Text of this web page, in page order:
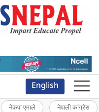
English
नेकपा एमाले नेपाली कांग्रेस